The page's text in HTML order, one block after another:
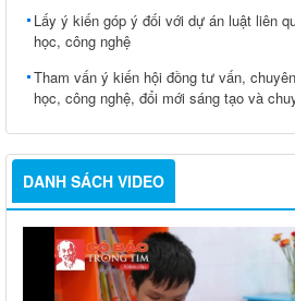
Lấy ý kiến góp ý đối với dự án luật liên
học, công nghệ
Tham vấn ý kiến hội đồng tư vấn,
học, công nghệ, đổi mới sáng tạo và
DANH SÁCH VIDEO